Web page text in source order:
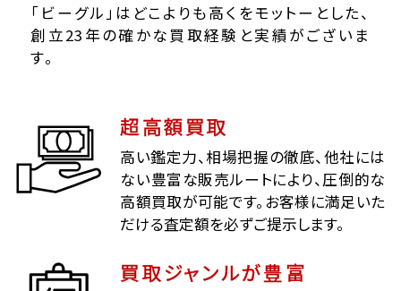
「ビーグル」はどこよりも高くをモットーとした、
創立23年の確かな買取経験と実績がございま
す。
超高額買取
高い鑑定力、相場把握の徹底、他社には
ない豊富な販売ルートにより、圧倒的な
高額買取が可能です。お客様に満足いた
だける査定額を必ずご提示します。
買取ジャンルが豊富